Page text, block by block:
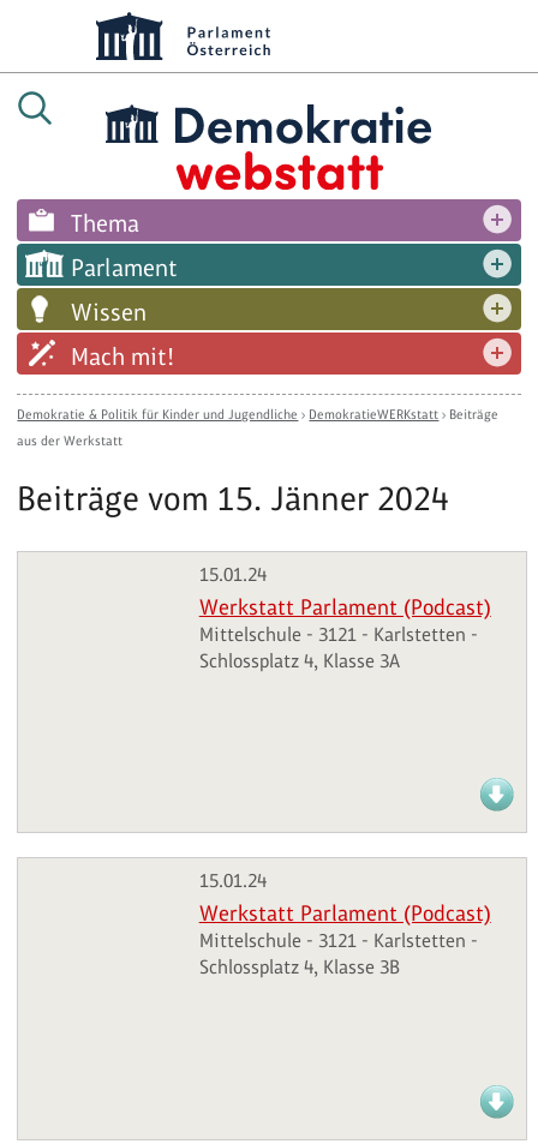
Thema
Parlament
Wissen
Mach mit!
Demokratie & Politik für Kinder und Jugendliche › DemokratieWERKstatt › Beiträge
aus der Werkstatt
Beiträge vom 15. Jänner 2024
15.01.24
Werkstatt Parlament (Podcast)
Mittelschule - 3121 - Karlstetten -
Schlossplatz 4, Klasse 3A
15.01.24
Werkstatt Parlament (Podcast)
Mittelschule - 3121 - Karlstetten -
Schlossplatz 4, Klasse 3B